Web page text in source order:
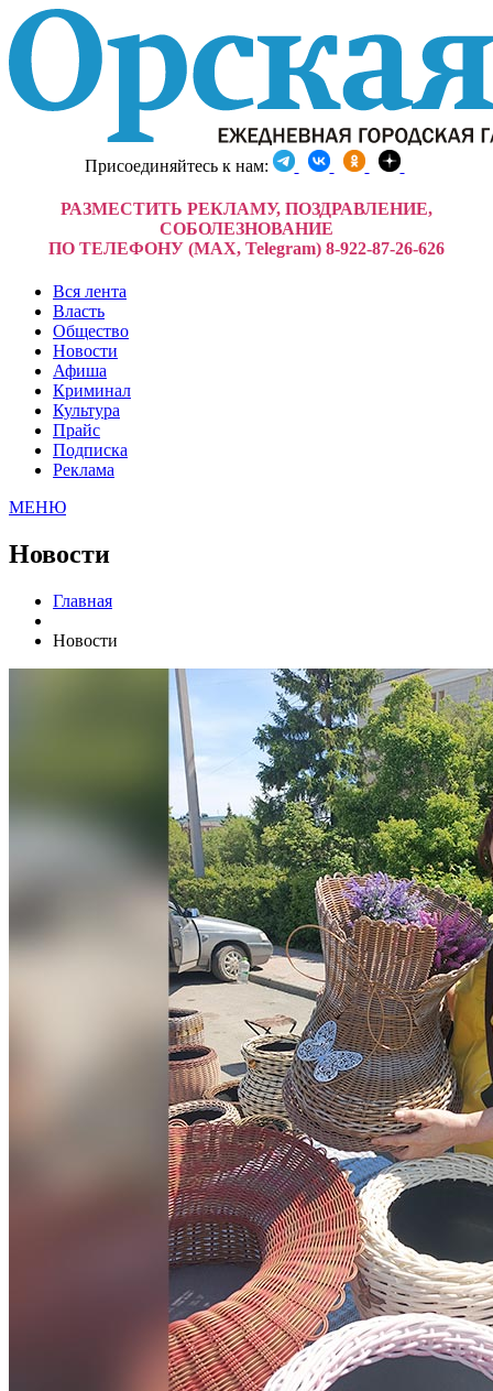
Присоединяйтесь к нам:
РАЗМЕСТИТЬ РЕКЛАМУ, ПОЗДРАВЛЕНИЕ,
СОБОЛЕЗНОВАНИЕ
ПО ТЕЛЕФОНУ (MAX, Telegram) 8-922-87-26-626
Вся лента
Власть
Общество
Новости
Афиша
Криминал
Культура
Прайс
Подписка
Реклама
МЕНЮ
Новости
Главная
Новости